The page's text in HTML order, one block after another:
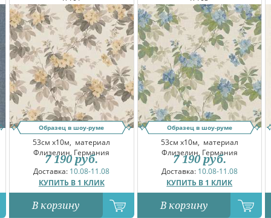
Образец в шоу-руме
53см x10м, материал
Флизелин, Германия
Доставка: 10.08-11.08
КУПИТЬ В 1 КЛИК
7 190 руб.
В корзину
Образец в шоу-руме
53см x10м, материал
Флизелин, Германия
Доставка: 10.08-11.08
КУПИТЬ В 1 КЛИК
7 190 руб.
В корзину